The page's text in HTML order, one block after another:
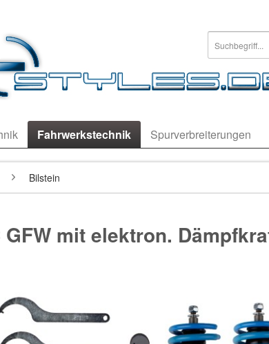
Fahrwerkstechnik Spurverbreiterungen
Bilstein
GFW mit elektron.